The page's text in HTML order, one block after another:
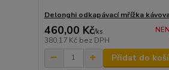
Delonghi odkapávací mřížka
460,00 Kč/ks
380,17 Kč bez DPH
Přidat do